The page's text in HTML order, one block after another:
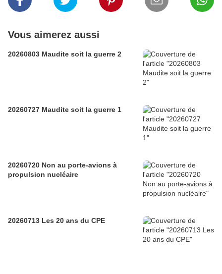
Vous aimerez aussi
20260803 Maudite soit la guerre 2
20260727 Maudite soit la guerre 1
20260720 Non au porte-avions à
propulsion nucléaire
20260713 Les 20 ans du CPE